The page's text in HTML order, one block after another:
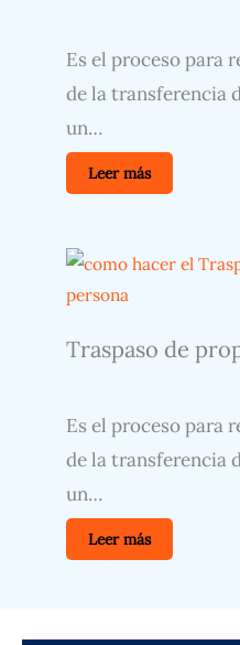
Es el proceso para
de la transferencia
un…
Leer más
Traspaso de
Es el proceso para
de la transferencia
un…
Leer más